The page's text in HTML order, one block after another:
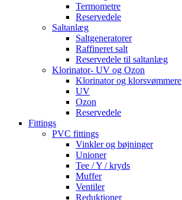
Termometre
Reservedele
Saltanlæg
Saltgeneratorer
Raffineret salt
Reservedele til saltanlæg
Klorinator- UV og Ozon
Klorinator og klorsvømmere
UV
Ozon
Reservedele
Fittings
PVC fittings
Vinkler og bøjninger
Unioner
Tee / Y / kryds
Muffer
Ventiler
Reduktioner